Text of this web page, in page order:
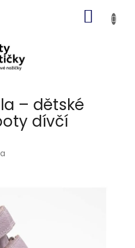
KOŠÍK
– dětské
dívčí